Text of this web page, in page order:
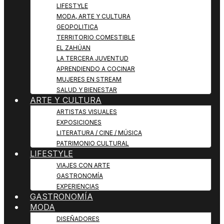
LIFESTYLE
MODA, ARTE Y CULTURA
GEOPOLITICA
TERRITORIO COMESTIBLE
EL ZAHÚAN
LA TERCERA JUVENTUD
APRENDIENDO A COCINAR
MUJERES EN STREAM
SALUD Y BIENESTAR
ARTE Y CULTURA
ARTISTAS VISUALES
EXPOSICIONES
LITERATURA / CINE / MÚSICA
PATRIMONIO CULTURAL
LIFESTYLE
VIAJES CON ARTE
GASTRONOMÍA
EXPERIENCIAS
GASTRONOMÍA
MODA
DISEÑADORES